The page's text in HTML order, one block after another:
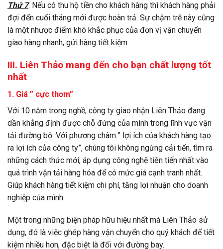
Thứ 7. Nếu có thu hộ tiền cho khách hàng thì khách hàng phải
đợi đến cuối tháng mới được hoàn trả. Sự chậm trễ này cũng
là một nhược điểm khó khắc phục của đơn vị vận chuyển
giao hàng nhanh, gửi hàng tiết kiệm
III. Liên Thảo mang đến cho bạn chất lượng tốt
nhất
1. Giá ” cực thơm”
Với 10 năm trong nghề, công ty giao nhận Liên Thảo đang
dần khẳng định được chỗ đứng của mình trong lĩnh vực vận
tải đường bộ. Với phương châm:” lợi ích của khách hàng tạo
ra lợi ích của công ty”, chúng tôi không ngừng cải tiến, tìm ra
những cách thức mới, áp dụng công nghệ tiên tiến nhất vào
quá trình vận tải hàng hóa để có mức giá cạnh tranh nhất.
Giúp khách hàng tiết kiệm chi phí, tăng lợi nhuận cho doanh
nghiệp của mình.
Một trong những biện pháp hữu hiệu nhất mà Liên Thảo sử
dụng, đó là việc ghép hàng vận chuyển cho quý khách để tiết
kiệm nhiều hơn, đặc biệt là đối với đường bay.